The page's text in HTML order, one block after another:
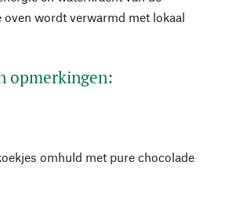
wordt verwarmd met lokaal
opmerkingen:
omhuld met pure chocolade